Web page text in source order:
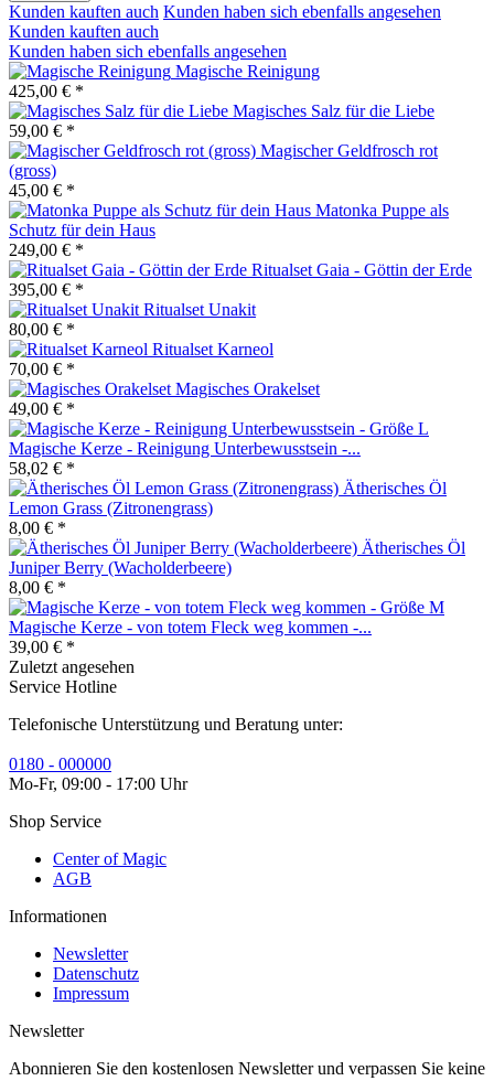
Kunden kauften auch Kunden haben sich ebenfalls angesehen
Kunden kauften auch
Kunden haben sich ebenfalls angesehen
Magische Reinigung
425,00 € *
Magisches Salz für die Liebe
59,00 € *
Magischer Geldfrosch rot
(gross)
45,00 € *
Matonka Puppe als
Schutz für dein Haus
249,00 € *
Ritualset Gaia - Göttin der Erde
395,00 € *
Ritualset Unakit
80,00 € *
Ritualset Karneol
70,00 € *
Magisches Orakelset
49,00 € *
Magische Kerze - Reinigung Unterbewusstsein -...
58,02 € *
Ätherisches Öl
Lemon Grass (Zitronengrass)
8,00 € *
Ätherisches Öl
Juniper Berry (Wacholderbeere)
8,00 € *
Magische Kerze - von totem Fleck weg kommen -...
39,00 € *
Zuletzt angesehen
Service Hotline
Telefonische Unterstützung und Beratung unter:
0180 - 000000
Mo-Fr, 09:00 - 17:00 Uhr
Shop Service
Center of Magic
AGB
Informationen
Newsletter
Datenschutz
Impressum
Newsletter
Abonnieren Sie den kostenlosen Newsletter und verpassen Sie keine